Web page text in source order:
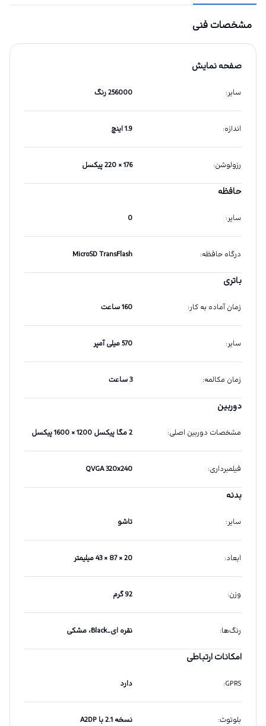
مشخصات فنی
صفحه نمایش
سایر: 256000 رنگ
اندازه: 1.9 اینچ
رزولوشن: 176 × 220 پیکسل
حافظه
سایر:
0
درگاه حافظه:
MicroSD TransFlash
باتری
زمان آماده به کار: 160 ساعت
سایر: 570 میلی آمپر
زمان مکالمه: 3 ساعت
دوربین
مشخصات دوربین اصلی: 2 مگا پیکسل 1200 × 1600 پیکسل
فیلمبرداری:
QVGA 320x240
بدنه
سایر: تاشو
ابعاد: 20 × 87 × 43 میلیمتر
وزن: 92 گرم
رنگ‌ها: نقره ای_Black، مشکی
امکانات ارتباطی
GPRS
: دارد
بلوتوث: نسخه 2.1 با A2DP